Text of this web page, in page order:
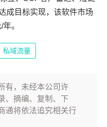
成目标实现，该软件市场
。
私域流量
有，未经本公司许
、摘编、复制、下
通将依法追究相关行